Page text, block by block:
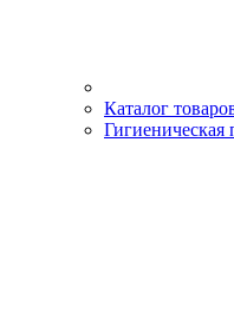
Каталог
Гигиеническая